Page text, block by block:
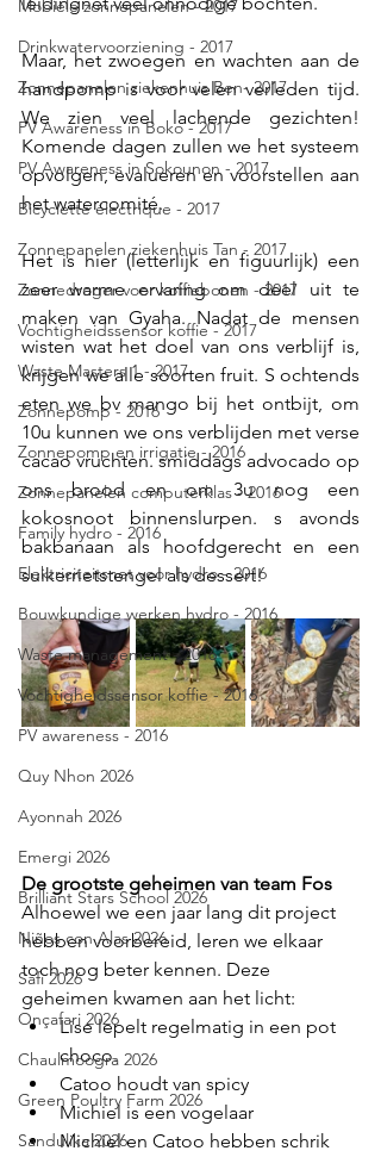
Mobiele zonnepanelen - 2017
Drinkwatervoorziening - 2017
Zonnepanelen ziekenhuis Ben- 2017
PV Awareness in Boko - 2017
PV Awareness in Sokounon - 2017
Bicyclette électrique - 2017
Zonnepanelen ziekenhuis Tan - 2017
Zonnedroger voor koffiebonen - 2017
Vochtigheidssensor koffie - 2017
Waste Masters 1 - 2017
Zonnepomp - 2016
Zonnepomp en irrigatie - 2016
Zonnepanelen computerklas - 2016
Family hydro - 2016
Elektriciteitsnet voor hydro - 2016
Bouwkundige werken hydro - 2016
Waste management - 2016
Vochtigheidssensor koffie - 2016
PV awareness - 2016
Quy Nhon 2026
Ayonnah 2026
Emergi 2026
Brilliant Stars School 2026
Niños con Alas 2026
Safi 2026
Onçafari 2026
Chaulmoogra 2026
Green Poultry Farm 2026
Sandulika 2026
Maar, het zwoegen en wachten aan de
handpomp is voor velen verleden tijd.
We zien veel lachende gezichten!
Komende dagen zullen we het systeem
opvolgen, evalueren en voorstellen aan
het watercomité.
Het is hier (letterlijk en figuurlijk) een
zeer warme ervaring om deel uit te
maken van Gyaha. Nadat de mensen
wisten wat het doel van ons verblijf is,
krijgen we alle soorten fruit. S ochtends
eten we bv mango bij het ontbijt, om
10u kunnen we ons verblijden met verse
cacao vruchten. smiddags advocado op
ons brood en om 3u nog een
kokosnoot binnenslurpen. s avonds
bakbanaan als hoofdgerecht en een
suikerrietstengel als dessert!
De grootste geheimen van team Fos
Alhoewel we een jaar lang dit project
hebben voorbereid, leren we elkaar
toch nog beter kennen. Deze
geheimen kwamen aan het licht:
Lise lepelt regelmatig in een pot
choco.
Catoo houdt van spicy
Michiel is een vogelaar
Michiel en Catoo hebben schrik